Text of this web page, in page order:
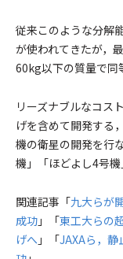
従来このような分解
が使われてきたが，
60kg以下の質量で同
リーズナブルなコス
げを含めて開発する
機の衛星の開発を行
機」「ほどよし4号機
関連記事「九大らが
成功 」「東工大らの
げへ 」「JAXAら，